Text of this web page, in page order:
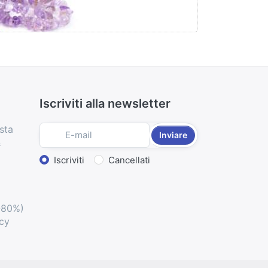
Iscriviti alla newsletter
Inviare
Select action
Iscriviti Cancellati